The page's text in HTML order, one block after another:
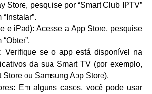
Store, pesquise por “Smart Club IPTV”
e iPad): Acesse a App Store, pesquise
Verifique se o app está disponível na
da sua Smart TV (por exemplo,
Store ou Samsung App Store).
Em alguns casos, você pode usar